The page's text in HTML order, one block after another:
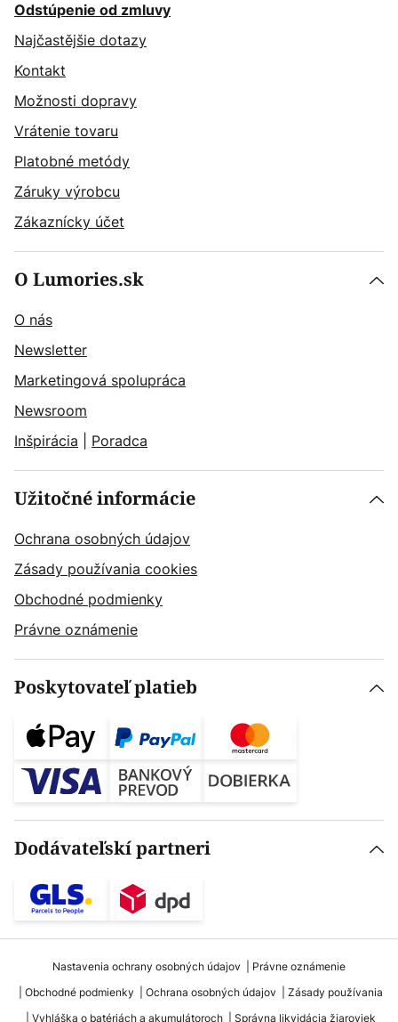
Odstúpenie od zmluvy
Najčastějšie dotazy
Kontakt
Možnosti dopravy
Vrátenie tovaru
Platobné metódy
Záruky výrobcu
Zákaznícky účet
O Lumories.sk
O nás
Newsletter
Marketingová spolupráca
Newsroom
Inšpirácia
Poradca
Užitočné informácie
Ochrana osobných údajov
Zásady používania cookies
Obchodné podmienky
Právne oznámenie
Poskytovateľ platieb
Dodávateľskí partneri
Nastavenia ochrany osobných údajov
Právne oznámenie
Obchodné podmienky
Ochrana osobných údajov
Zásady používania
Vyhláška o batériách a akumulátoroch
Správna likvidácia žiaroviek